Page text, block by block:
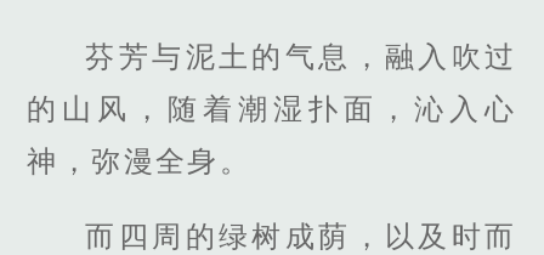
芬芳与泥土的气息，融入吹过
的山风，随着潮湿扑面，沁入心
神，弥漫全身。
而四周的绿树成荫，以及时而